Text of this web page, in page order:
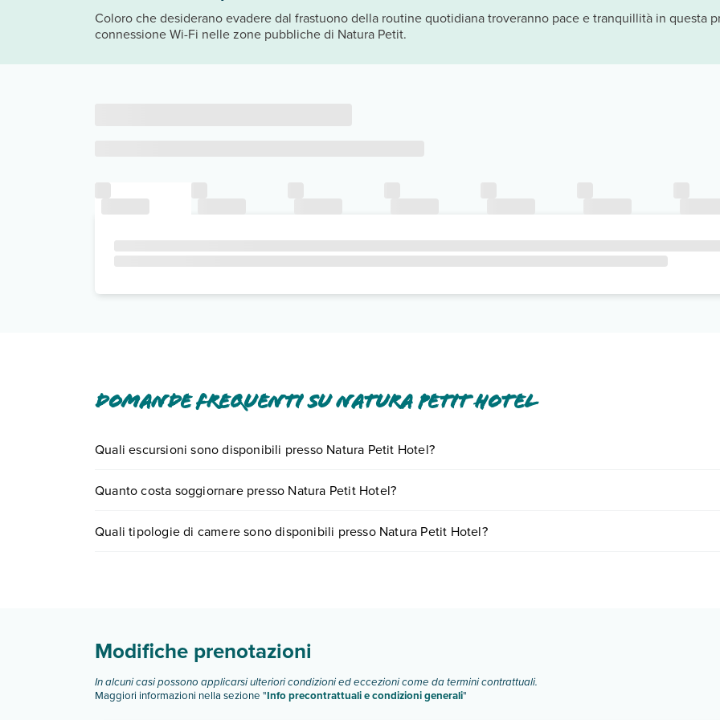
Coloro che desiderano evadere dal frastuono della routine quotidiana troveranno pace e tranquillità in questa
connessione Wi-Fi nelle zone pubbliche di Natura Petit.
Domande frequenti su Natura Petit Hotel
Quali escursioni sono disponibili presso Natura Petit Hotel?
0721.17231 oprenotando un appuntamento.
Quanto costa soggiornare presso Natura Petit Hotel?
quando partire.
Quali tipologie di camere sono disponibili presso Natura Petit Hotel?
Modifiche prenotazioni
In alcuni casi possono applicarsi ulteriori condizioni ed eccezioni come da termini contrattuali.
Maggiori informazioni nella sezione "Info precontrattuali e condizioni generali"